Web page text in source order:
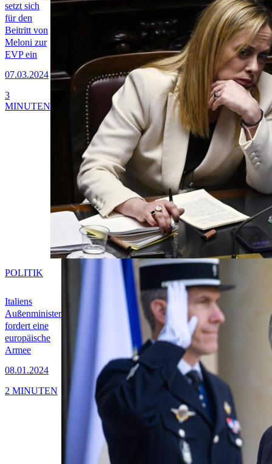
setzt sich
für den
Beitritt von
Meloni zur
EVP ein
07.03.2024
3
MINUTEN
Italiens
Außenminister
fordert eine
europäische
Armee
08.01.2024
POLITIK
2 MINUTEN